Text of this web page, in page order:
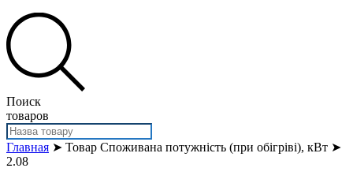
Поиск
товаров
Главная ➤ Товар Споживана потужність (при обігріві), кВт ➤
2.08